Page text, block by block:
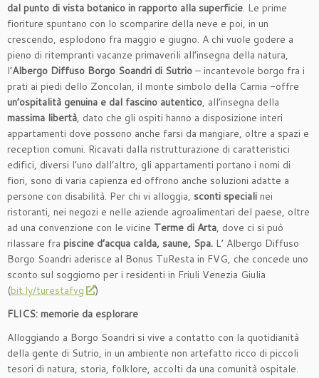
dal punto di vista botanico in rapporto alla superficie. Le prime
fioriture spuntano con lo scomparire della neve e poi, in un
crescendo, esplodono fra maggio e giugno. A chi vuole godere a
pieno di ritempranti vacanze primaverili all’insegna della natura,
l’Albergo Diffuso Borgo Soandri di Sutrio – incantevole borgo fra i
prati ai piedi dello Zoncolan, il monte simbolo della Carnia -offre
un’ospitalità genuina e dal fascino autentico, all’insegna della
massima libertà, dato che gli ospiti hanno a disposizione interi
appartamenti dove possono anche farsi da mangiare, oltre a spazi e
reception comuni. Ricavati dalla ristrutturazione di caratteristici
edifici, diversi l’uno dall’altro, gli appartamenti portano i nomi di
fiori, sono di varia capienza ed offrono anche soluzioni adatte a
persone con disabilità. Per chi vi alloggia, sconti speciali nei
ristoranti, nei negozi e nelle aziende agroalimentari del paese, oltre
ad una convenzione con le vicine Terme di Arta, dove ci si può
rilassare fra piscine d’acqua calda, saune, Spa. L’ Albergo Diffuso
Borgo Soandri aderisce al Bonus TuResta in FVG, che concede uno
sconto sul soggiorno per i residenti in Friuli Venezia Giulia
(bit.ly/turestafvg
)
FLICS: memorie da esplorare
Alloggiando a Borgo Soandri si vive a contatto con la quotidianità
della gente di Sutrio, in un ambiente non artefatto ricco di piccoli
tesori di natura, storia, folklore, accolti da una comunità ospitale.